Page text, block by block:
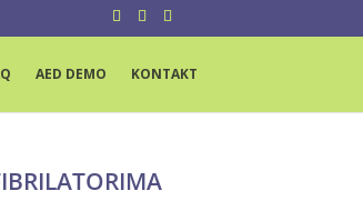
AED DEMO KONTAKT